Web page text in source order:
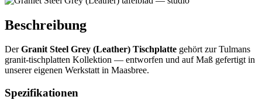
Beschreibung
DerGranit Steel Grey (Leather) Tischplatte gehört zur Tulmans
granit-tischplatten Kollektion — entworfen und auf Maß gefertigt in
unserer eigenen Werkstatt in Maasbree.
Spezifikationen